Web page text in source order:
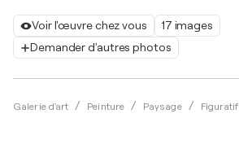
Voir l'œuvre chez vous
17 images
Demander d'autres photos
Galerie d'art Peinture Paysage Figuratif